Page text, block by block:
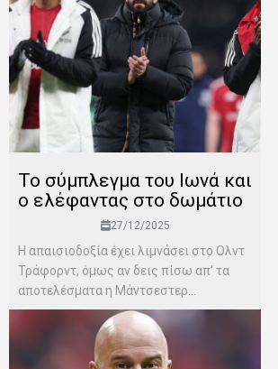
Το σύμπλεγμα του Ιωνά και
ο ελέφαντας στο δωμάτιο
27/12/2025
Η απαισιοδοξία έχει λιμνάσει στο Ολντ
Τράφορντ, όμως αν δεις πίσω απ’ τα
αποτελέσματα η Μάντσεστερ...